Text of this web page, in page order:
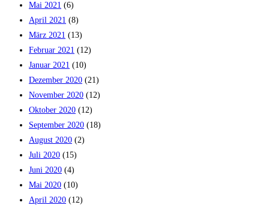
Mai 2021 (6)
April 2021 (8)
März 2021 (13)
Februar 2021 (12)
Januar 2021 (10)
Dezember 2020 (21)
November 2020 (12)
Oktober 2020 (12)
September 2020 (18)
August 2020 (2)
Juli 2020 (15)
Juni 2020 (4)
Mai 2020 (10)
April 2020 (12)